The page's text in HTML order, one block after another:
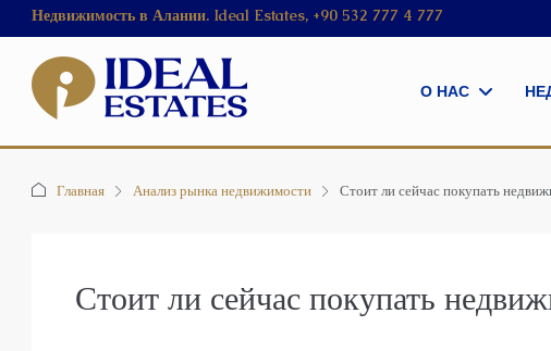
Недвижимость в Алании. Ideal Estates, +90 532 777 4 777
О НАС
Главная Анализ рынка недвижимости Стоит ли сейчас покупать
Стоит ли сейчас покупать